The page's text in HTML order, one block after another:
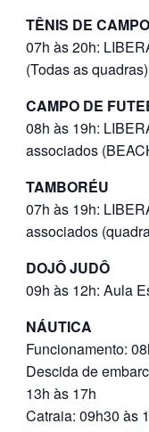
TÊNIS DE CAMPO
07h às 20h:
(Todas as quadras)
CAMPO DE
08h às 19h:
associados
TAMBORÉU
07h às 19h:
associados
DOJÔ JUDÔ
09h às 12h: Aula
NÁUTICA
Funcionamento:
Descida de
13h às 17h
Catraia: 09h30 às